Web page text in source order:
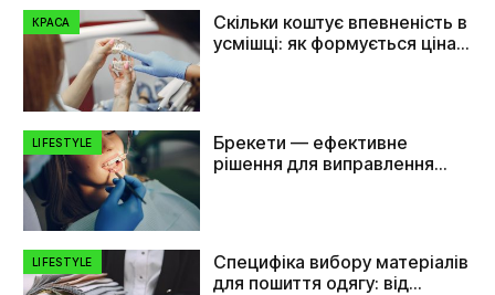
КРАСА
Скільки коштує впевненість в
усмішці: як формується ціна
LIFESTYLE
Брекети — ефективне
рішення для виправлення
LIFESTYLE
Специфіка вибору матеріалів
для пошиття одягу: від